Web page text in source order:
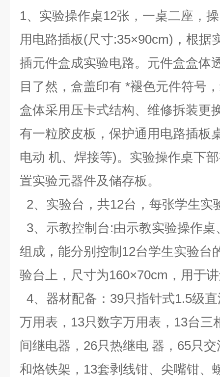
1、实验操作桌12张，一桌二座，
用电路插板(尺寸:35×90cm)，根据
插元件盒成实验电路。元件盒盒体
目了然，盒盖印有 *褪色元件符号
盒体采用压卡式结构、维修拆装更
有一粒胶皮板，保护通用电路插板
电动 机、焊接等)。实验操作桌下
置实验元器件及储存板。
2、实验台，共12台，每张学生实
3、示教控制台:由示教实验操作
组成，能分别控制12台学生实验台
验台上，尺寸为160×70cm，用于
4、器材配备：39只指针式1.5级
万用表，13只数字万用表，13台三
间继电器，26只热继电 器，65只
和烙铁架，13套剥线钳、尖嘴钳、